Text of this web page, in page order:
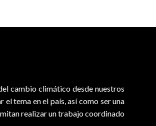
cambio climático desde nuestros
tema en el país, así como ser una
realizar un trabajo coordinado